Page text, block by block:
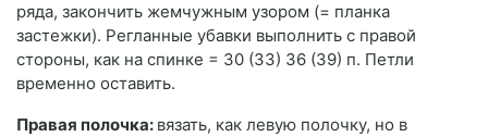
ряда, закончить жемчужным узором (= планка
застежки). Регланные убавки выполнить с правой
стороны, как на спинке = 30 (33) 36 (39) п. Петли
временно оставить.
Правая полочка: вязать, как левую полочку, но в